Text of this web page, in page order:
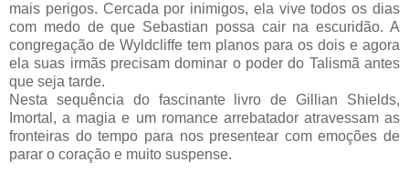
mais perigos. Cercada por inimigos, ela vive todos os dias
com medo de que Sebastian possa cair na escuridão. A
congregação de Wyldcliffe tem planos para os dois e agora
ela suas irmãs precisam dominar o poder do Talismã antes
que seja tarde.
Nesta sequência do fascinante livro de Gillian Shields,
Imortal, a magia e um romance arrebatador atravessam as
fronteiras do tempo para nos presentear com emoções de
parar o coração e muito suspense.